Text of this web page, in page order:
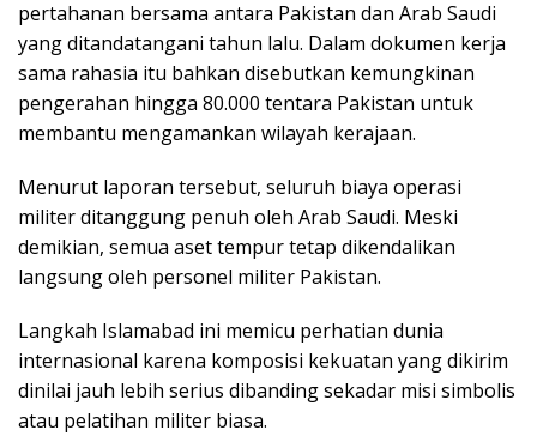
pertahanan bersama antara Pakistan dan Arab Saudi
yang ditandatangani tahun lalu. Dalam dokumen kerja
sama rahasia itu bahkan disebutkan kemungkinan
pengerahan hingga 80.000 tentara Pakistan untuk
membantu mengamankan wilayah kerajaan.
Menurut laporan tersebut, seluruh biaya operasi
militer ditanggung penuh oleh Arab Saudi. Meski
demikian, semua aset tempur tetap dikendalikan
langsung oleh personel militer Pakistan.
Langkah Islamabad ini memicu perhatian dunia
internasional karena komposisi kekuatan yang dikirim
dinilai jauh lebih serius dibanding sekadar misi simbolis
atau pelatihan militer biasa.